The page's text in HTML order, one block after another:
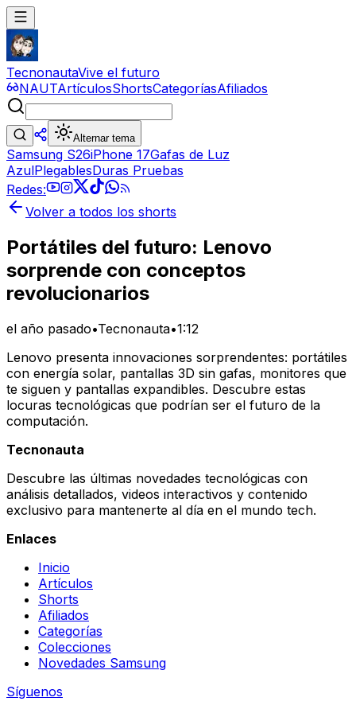
TecnonautaVive el futuro
NAUTArtículosShortsCategoríasAfiliados
Alternar tema
Samsung S26iPhone 17Gafas de Luz
AzulPlegablesDuras Pruebas
Redes:
Volver a todos los shorts
Portátiles del futuro: Lenovo
sorprende con conceptos
revolucionarios
el año pasado•Tecnonauta•1:12
Lenovo presenta innovaciones sorprendentes: portátiles
con energía solar, pantallas 3D sin gafas, monitores que
te siguen y pantallas expandibles. Descubre estas
locuras tecnológicas que podrían ser el futuro de la
computación.
Tecnonauta
Descubre las últimas novedades tecnológicas con
análisis detallados, videos interactivos y contenido
exclusivo para mantenerte al día en el mundo tech.
Enlaces
Inicio
Artículos
Shorts
Afiliados
Categorías
Colecciones
Novedades Samsung
Síguenos